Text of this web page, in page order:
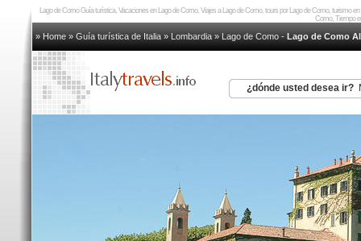
Lago de Como Guía turística, Vacaciones en Lago de Como, Viajes a Lago de Como, tours por Lago de Como, turismo
Como, Tiempo
» Home » Guía turística de Italia » Lombardia » Lago de Como - Lago de Como
¿dónde usted desea ir?